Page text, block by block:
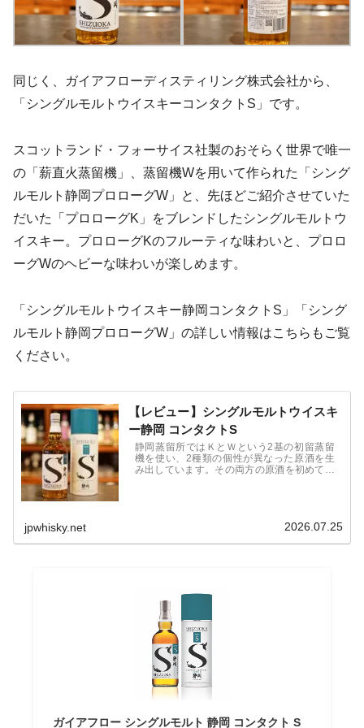
同じく、ガイアフローディスティリング株式会社から、
「シングルモルトウイスキーコンタクトS」です。
スコットランド・フォーサイス社製のおそらく世界で唯一
の「薪直火蒸留機」、蒸留機Wを用いて作られた「シング
ルモルト静岡プロローグW」と、先ほどご紹介させていた
だいた「プロローグK」をブレンドしたシングルモルトウ
イスキー。プロローグKのフルーティな味わいと、プロロ
ーグWのヘビーな味わいが楽しめます。
「シングルモルトウイスキー静岡コンタクトS」「シング
ルモルト静岡プロローグW」の詳しい情報はこちらもご覧
ください。
【レビュー】シングルモルトウイスキ
ー静岡 コンタクトS
静岡蒸留所ではＫとＷという2基の初留蒸留
機を使い、2種類の個性が異なった原酒を生
み出しています。その両方の原酒を初めてブ
jpwhisky.net 2026.07.25
ガイアフロー シングルモルト 静岡 コンタクト S